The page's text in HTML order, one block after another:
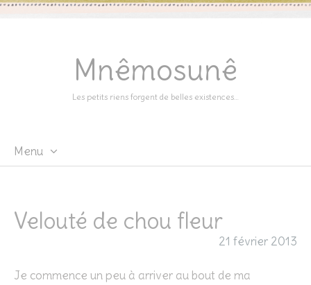
Mnêmosunê
Les petits riens forgent de belles existences…
Menu
Velouté de chou fleur
21 février 2013
Je commence un peu à arriver au bout de ma